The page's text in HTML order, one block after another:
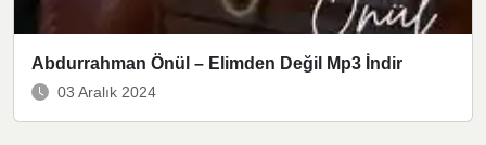
Abdurrahman Önül – Elimden Değil Mp3 İndir
03 Aralık 2024